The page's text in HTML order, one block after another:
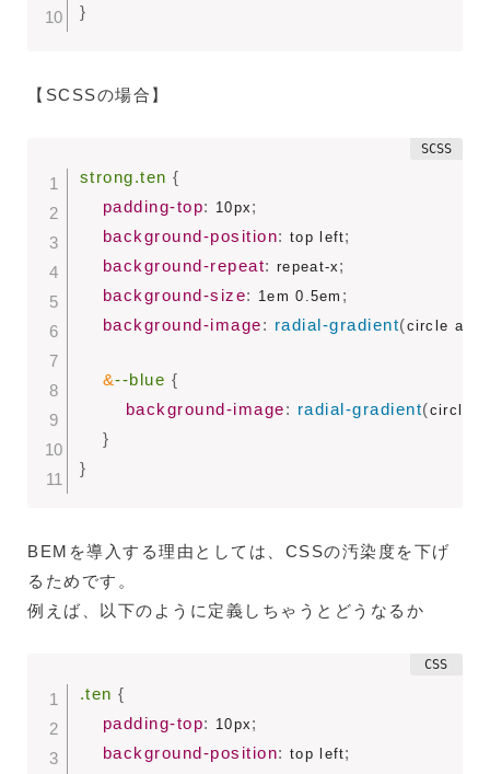
}
【SCSSの場合】
strong.ten {
padding-top: 10px ;
background-position: top left;
background-repeat: repeat-x ;
background-size: 1em 0.5em ;
background-image: radial-gradient(circle at
&--blue {
background-image: radial-gradient(circle
}
}
BEMを導入する理由としては、CSSの汚染度を下げ
るためです。
例えば、以下のように定義しちゃうとどうなるか
.ten {
padding-top: 10px ;
background-position: top left;